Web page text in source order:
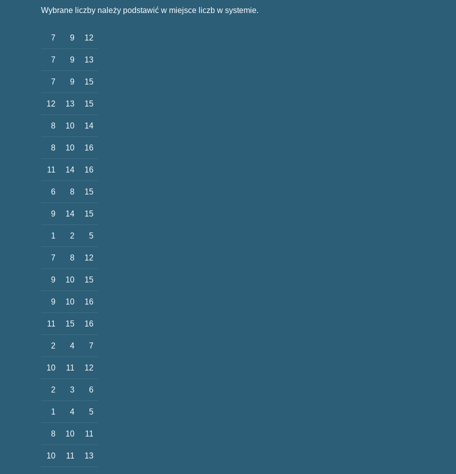
Wybrane liczby należy podstawić w miejsce liczb w systemie.
7 9 12
7 9 13
7 9 15
12 13 15
8 10 14
8 10 16
11 14 16
6 8 15
9 14 15
1 2 5
7 8 12
9 10 15
9 10 16
11 15 16
2 4 7
10 11 12
2 3 6
1 4 5
8 10 11
10 11 13